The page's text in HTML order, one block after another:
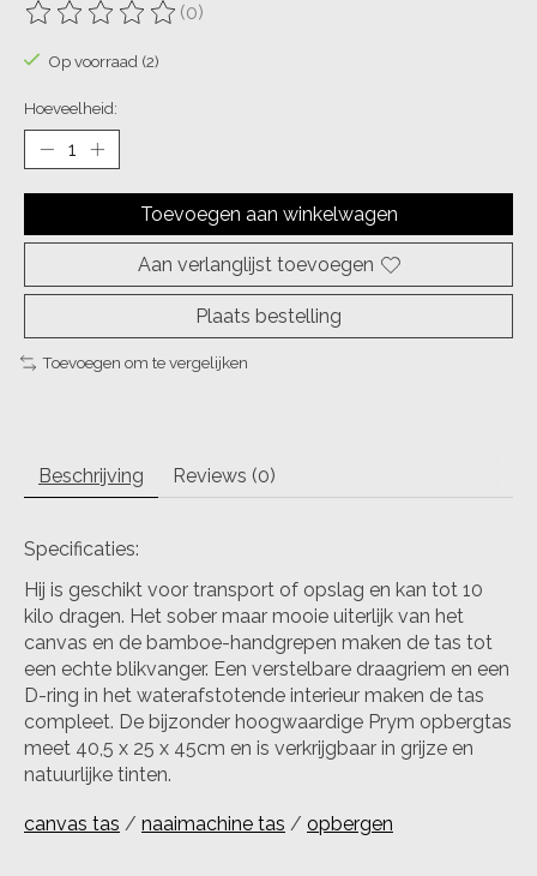
De beoordeling van dit product is
(0)
Op voorraad (2)
Hoeveelheid:
Toevoegen aan winkelwagen
Aan verlanglijst toevoegen
Plaats bestelling
Toevoegen om te vergelijken
Beschrijving Reviews (0)
Specificaties:
Hij is geschikt voor transport of opslag en kan tot 10
kilo dragen. Het sober maar mooie uiterlijk van het
canvas en de bamboe-handgrepen maken de tas tot
een echte blikvanger. Een verstelbare draagriem en een
D-ring in het waterafstotende interieur maken de tas
compleet. De bijzonder hoogwaardige Prym opbergtas
meet 40,5 x 25 x 45cm en is verkrijgbaar in grijze en
natuurlijke tinten.
canvas tas / naaimachine tas / opbergen